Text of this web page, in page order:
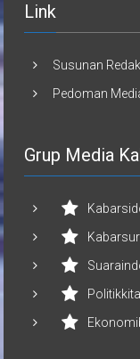
Link
Susunan
Pedoman
Grup Media